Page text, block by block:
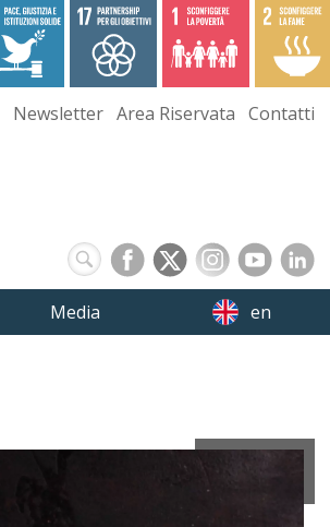
Newsletter Area Riservata Contatti
Media en